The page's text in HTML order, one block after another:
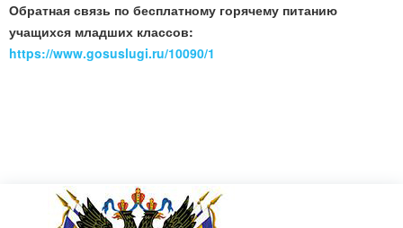
Обратная связь по бесплатному горячему питанию
учащихся младших классов:
https://www.gosuslugi.ru/10090/1